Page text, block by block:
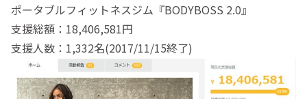
ポータブルフィットネスジム『BODYBOSS 2.0』
支援総額：18,406,581円
支援人数：1,332名(2017/11/15終了)